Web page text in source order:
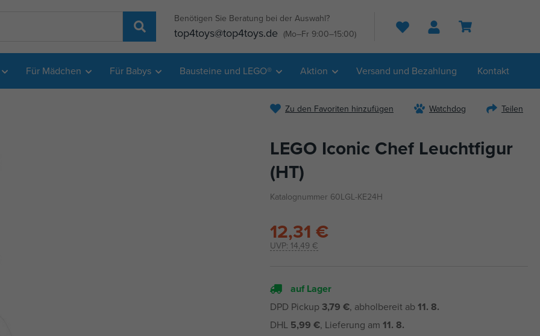
Benötigen Sie Beratung bei der Auswahl?
top4toys@top4toys.de (Mo–Fr 9:00–15:00) Suche
Für Mädchen Für Babys Bausteine und LEGO® Aktion Versand und Bezahlung Kontakt
Zu den Favoriten hinzufügen Watchdog Teilen
LEGO Iconic Chef Leuchtfigur
(HT)
Katalognummer 60LGL-KE24H
UVP: 14,49 €
12,31 €
auf Lager
DPD Pickup 3,79 €, abholbereit ab 11. 8.
DHL 5,99 €, Lieferung am 11. 8.